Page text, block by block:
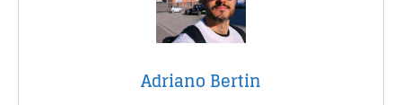
Adriano Bertin